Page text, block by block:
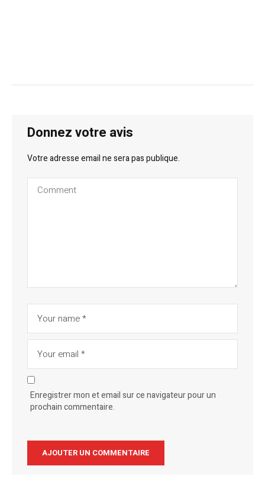
Donnez votre avis
Votre adresse email ne sera pas publique.
Enregistrer mon et email sur ce navigateur pour un
prochain commentaire.